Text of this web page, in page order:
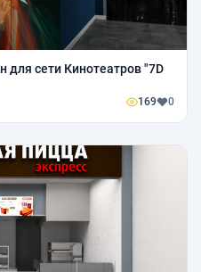
для сети Кинотеатров "7D
169 0